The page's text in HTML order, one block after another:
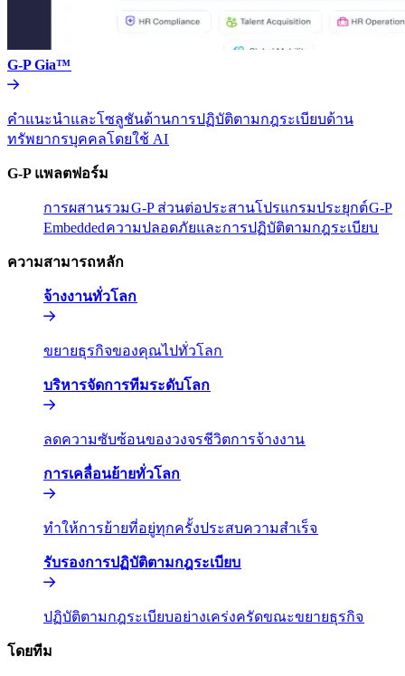
G-P Gia™​​
คำแนะนำและโซลูชันด้านการปฏิบัติตามกฎระเบียบด้าน
ทรัพยากรบุคคลโดยใช้ AI​​
G-P แพลตฟอร์ม​​
การผสานรวม​​G-P ส่วนต่อประสานโปรแกรมประยุกต์​​G-P
Embedded​​ความปลอดภัยและการปฏิบัติตามกฎระเบียบ​​
ความสามารถหลัก​​
จ้างงานทั่วโลก​​
ขยายธุรกิจของคุณไปทั่วโลก​​
บริหารจัดการทีมระดับโลก​​
ลดความซับซ้อนของวงจรชีวิตการจ้างงาน​​
การเคลื่อนย้ายทั่วโลก​​
ทำให้การย้ายที่อยู่ทุกครั้งประสบความสำเร็จ​​
รับรองการปฏิบัติตามกฎระเบียบ​​
ปฏิบัติตามกฎระเบียบอย่างเคร่งครัดขณะขยายธุรกิจ​​
โดยทีม​​